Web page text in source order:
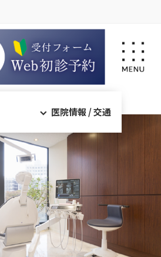
医院情報 / 交通